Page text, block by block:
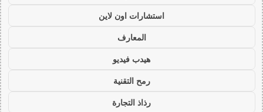
استشارات اون لاين
المعارف
هيدب فيديو
رمح التقنية
رذاذ التجارة